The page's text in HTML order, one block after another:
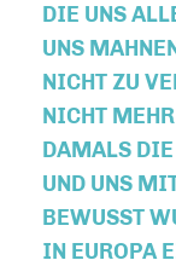
DIE UNS
UNS
NICHT ZU
NICHT
DAMALS
UND UNS
BEWUSST
IN EUROPA